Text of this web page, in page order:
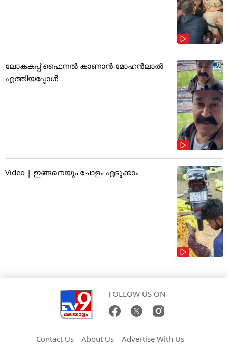
ലോകകപ്പ് ഫൈനൽ കാണാൻ മോഹൻലാൽ
എത്തിയപ്പോൾ
Video | ഇങ്ങനെയും ചോളം എടുക്കാം
FOLLOW US ON
Contact Us About Us
Advertise With Us